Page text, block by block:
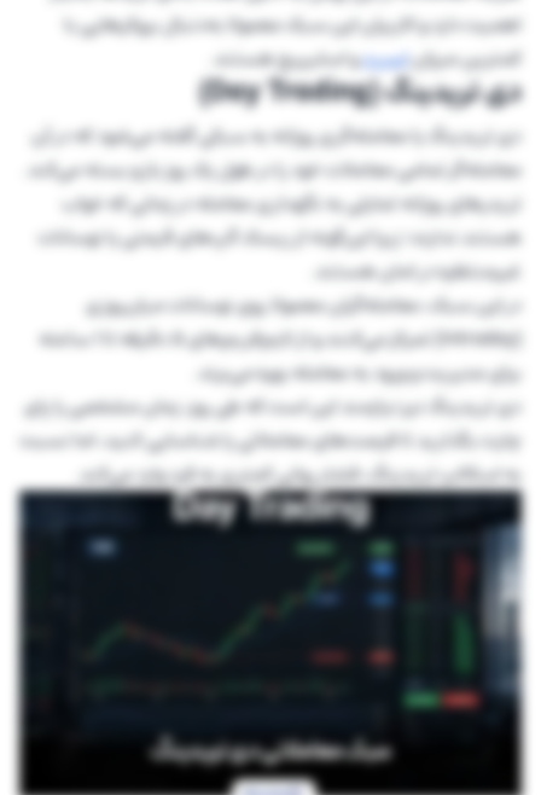
اهمیت دارد و کاربران این سبک معمولا به‌دنبال بروکرهایی با
کمترین میزاناسپردو اسلیپیج هستند.
دی تریدینگ (Day Trading)
دی تریدینگ یا معامله‌گری روزانه به سبکی گفته می‌شود که در آن
معامله‌گر تمامی معاملات خود را در طول یک روز باز و بسته می‌کند.
تریدرهای روزانه تمایلی به نگهداری معامله در زمانی که خواب
هستند ندارند؛ زیرا این‌گونه از ریسک گپ‌های قیمتی یا نوسانات
غیرمنتظره در امان هستند.
در این سبک، معامله‌گران معمولا روی نوسانات میان‌روزی
(Intraday) تمرکز می‌کنند و از تایم‌فریم‌های 5 دقیقه تا 1 ساعته
برای مدیریت و ورود به معامله بهره می‌برند.
دی تریدینگ نیز نیازمند این است که طی روز، زمان مشخصی را پای
چارت بگذارید تا فرصت‌های معاملاتی را شناسایی کنید، اما نسبت
به اسکالپ تریدینگ، فشار روانی کمتری به فرد وارد می‌کند.